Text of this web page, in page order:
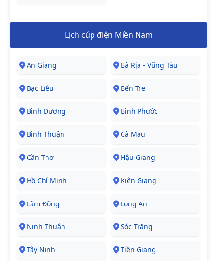
Lịch cúp điện Miền Nam
An Giang Bà Rịa - Vũng Tàu
Bạc Liêu Bến Tre
Bình Dương Bình Phước
Bình Thuận Cà Mau
Cần Thơ Hậu Giang
Hồ Chí Minh Kiên Giang
Lâm Đồng Long An
Ninh Thuận Sóc Trăng
Tây Ninh Tiền Giang